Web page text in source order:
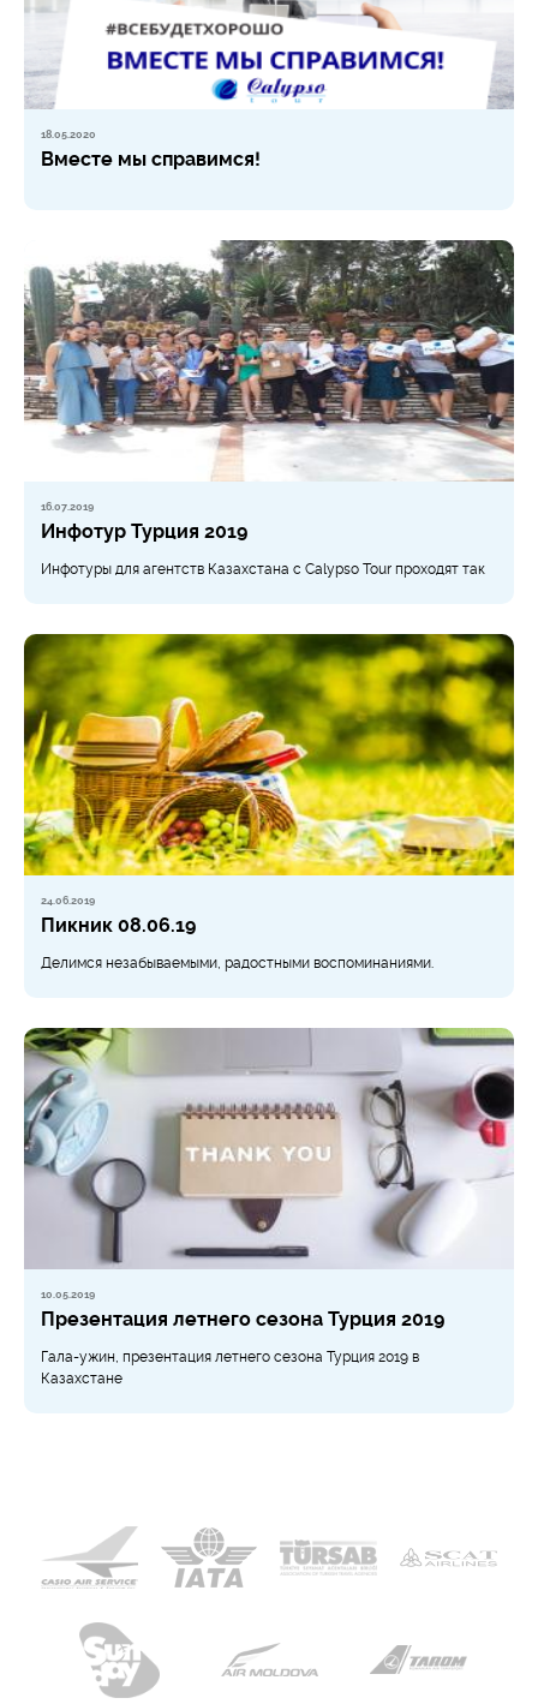
18.05.2020
Вместе мы справимся!
16.07.2019
Инфотур Турция 2019
Инфотуры для агентств Казахстана с Calypso Tour проходят так
24.06.2019
Пикник 08.06.19
Делимся незабываемыми, радостными воспоминаниями.
10.05.2019
Презентация летнего сезона Турция 2019
Гала-ужин, презентация летнего сезона Турция 2019 в
Казахстане